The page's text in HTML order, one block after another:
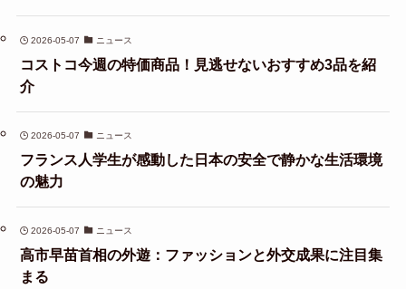
2026-05-07 ニュース
コストコ今週の特価商品！見逃せないおすすめ3品を紹
介
2026-05-07 ニュース
フランス人学生が感動した日本の安全で静かな生活環境
の魅力
2026-05-07 ニュース
高市早苗首相の外遊：ファッションと外交成果に注目集
まる